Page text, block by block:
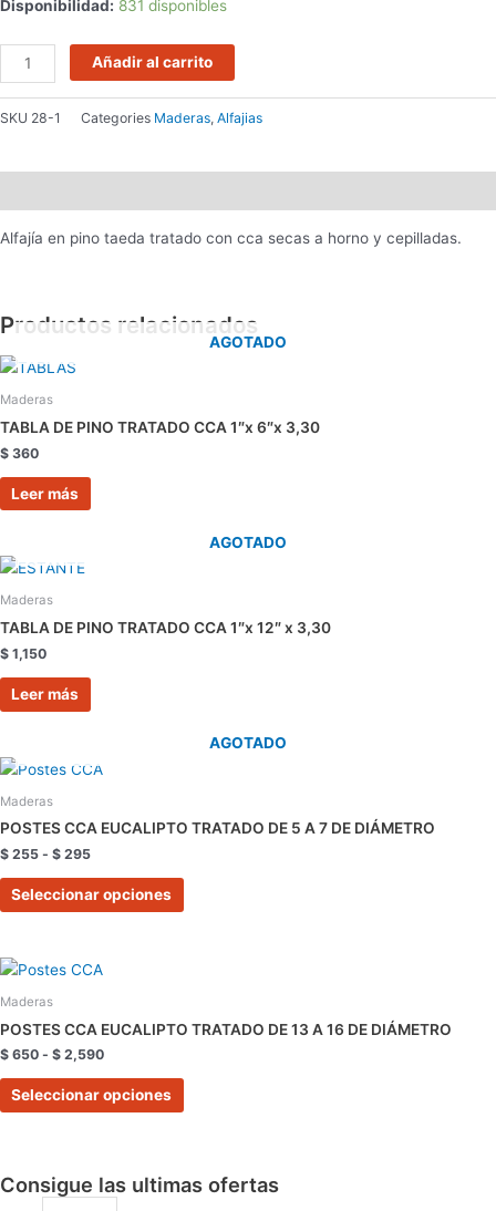
Disponibilidad: 831 disponibles
Añadir al carrito
SKU 28-1 Categories Maderas, Alfajias
Alfajía en pino taeda tratado con cca secas a horno y cepilladas.
Productos relacionados
AGOTADO
Maderas
TABLA DE PINO TRATADO CCA 1″x 6″x 3,30
$ 360
Leer más
AGOTADO
Maderas
TABLA DE PINO TRATADO CCA 1″x 12″ x 3,30
$ 1,150
Leer más
AGOTADO
Maderas
POSTES CCA EUCALIPTO TRATADO DE 5 A 7 DE DIÁMETRO
$ 255 - $ 295
Rango
$ 255
hasta
Seleccionar opciones
opciones
la
de
producto
Maderas
POSTES CCA EUCALIPTO TRATADO DE 13 A 16 DE DIÁMETRO
$ 650 - $ 2,590
$ 650
hasta
Seleccionar opciones
opciones
elegir
Consigue las ultimas ofertas